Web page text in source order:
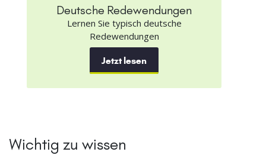
Deutsche Redewendungen
Lernen Sie typisch deutsche
Redewendungen
Jetzt lesen
Wichtig zu wissen